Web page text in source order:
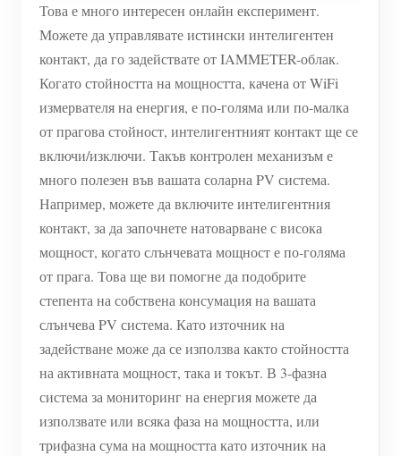
система
Монитор за потребление на електроенергия
Система за управление на фотоволтаични
нагреватели
Домашна автоматизация
Фабричен енергиен мониторинг
Ресурси
Бърз старт на продукта
Документ
Обучително видео
ЧЗВ
Блогове
Общност
Разработчик
Разгледайте
Програма за награди
Контакт
Това е много интересен онлайн експеримент.
Можете да управлявате истински интелигентен
контакт, да го задействате от IAMMETER-облак.
Когато стойността на мощността, качена от WiFi
измервателя на енергия, е по-голяма или по-малка
от прагова стойност, интелигентният контакт ще се
включи/изключи. Такъв контролен механизъм е
много полезен във вашата соларна PV система.
Например, можете да включите интелигентния
контакт, за да започнете натоварване с висока
мощност, когато слънчевата мощност е по-голяма
от прага. Това ще ви помогне да подобрите
степента на собствена консумация на вашата
слънчева PV система. Като източник на
задействане може да се използва както стойността
на активната мощност, така и токът. В 3-фазна
система за мониторинг на енергия можете да
използвате или всяка фаза на мощността, или
трифазна сума на мощността като източник на